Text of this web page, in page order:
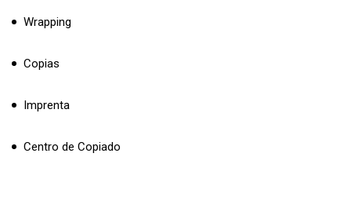
Wrapping
Copias
Imprenta
Centro de Copiado